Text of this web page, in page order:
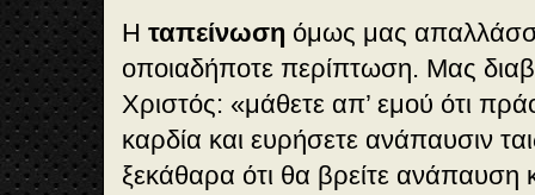
Η ταπείνωση όμως μας
οποιαδήποτε περίπτωση. Μας
Χριστός: «μάθετε απ’ εμού ότι
καρδία και ευρήσετε ανάπαυσιν
ξεκάθαρα ότι θα βρείτε ανάπαυση